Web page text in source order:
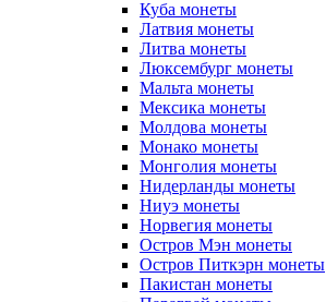
Куба монеты
Латвия монеты
Литва монеты
Люксембург монеты
Мальта монеты
Мексика монеты
Молдова монеты
Монако монеты
Монголия монеты
Нидерланды монеты
Ниуэ монеты
Норвегия монеты
Остров Мэн монеты
Остров Питкэрн монеты
Пакистан монеты